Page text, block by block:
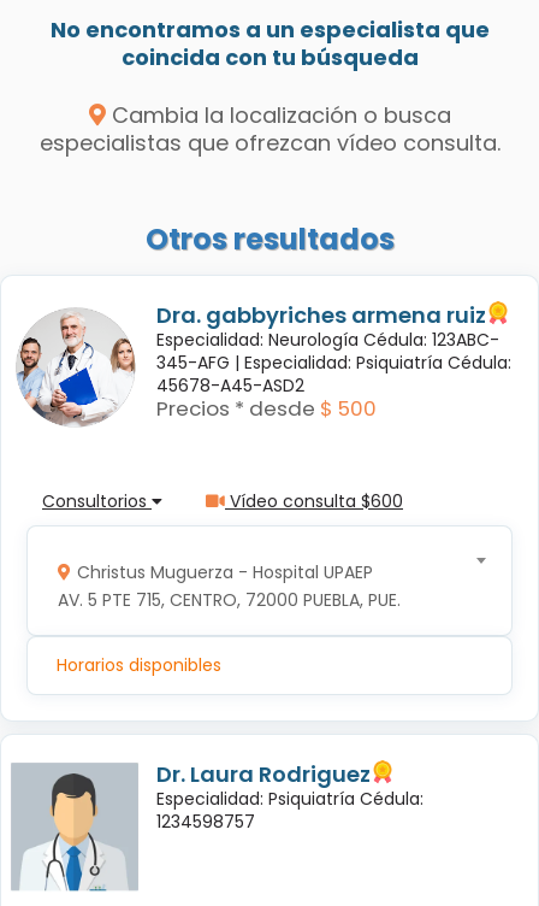
No encontramos a un especialista que
coincida con tu búsqueda
Cambia la localización o busca
especialistas que ofrezcan vídeo consulta.
Otros resultados
Dra. gabbyriches armena ruiz
Especialidad: Neurología Cédula: 123ABC-
345-AFG | Especialidad: Psiquiatría Cédula:
45678-A45-ASD2
Precios * desde $ 500
Consultorios Vídeo consulta $600
Christus Muguerza - Hospital UPAEP
AV. 5 PTE 715, CENTRO, 72000 PUEBLA, PUE.
Horarios disponibles
Dr. Laura Rodriguez
Especialidad: Psiquiatría Cédula:
1234598757